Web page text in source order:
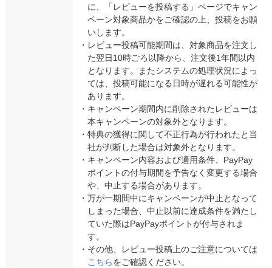
に、「レビューを投稿する」ページでキャン
ペーン対象商品かをご確認の上、投稿をお願
いします。
・ レビュー投稿可能期間は、対象商品を注文し
た翌日10時ごろ以降から、注文後1年間以内
となります。またシステムの処理状況によっ
ては、投稿可能になる日時が遅れる可能性が
あります。
・ キャンペーン期間内に削除されたレビューは
本キャンペーンの対象外となります。
・ 特典の獲得に関して不正行為が行われたと当
社が判断した場合は対象外となります。
・ キャンペーン内容および適用条件、PayPay
ポイントの付与期間を予告なく変更する場合
や、中止する場合があります。
・ 万が一期間中にキャンペーンが中止となって
しまった場合、中止以前に達成条件を満たし
ていた際はPayPayポイントが付与されま
す。
・ その他、レビュー投稿上のご注意については
こちらをご確認ください。